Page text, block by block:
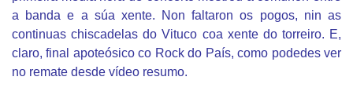
a banda e a súa xente. Non faltaron os pogos, nin as
continuas chiscadelas do Vituco coa xente do torreiro. E,
claro, final apoteósico co Rock do País, como podedes ver
no remate desde vídeo resumo.